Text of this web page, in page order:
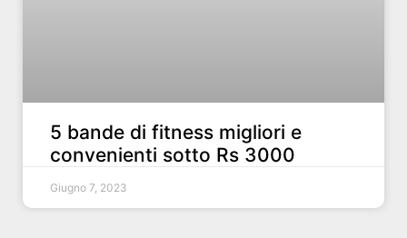
5 bande di fitness migliori e
convenienti sotto Rs 3000
Giugno 7, 2023